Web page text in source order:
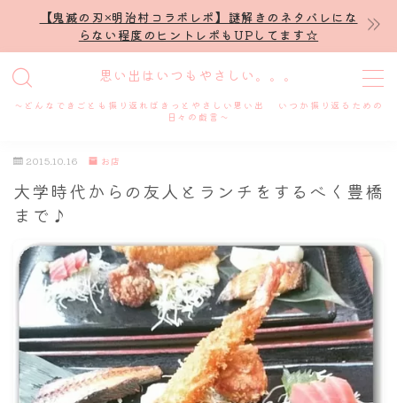
【鬼滅の刃×明治村コラボレポ】謎解きのネタバレにな
らない程度のヒントレポもUPしてます☆
思い出はいつもやさしい。。。
～どんなできごとも振り返ればきっとやさしい思い出 いつか振り返るための
日々の戯言～
MENU
プロフィール
謎解き
ホテル滞在記
舞台・ライブ
名古屋
2015.10.16 お店
大学時代からの友人とランチをするべく豊橋
まで♪